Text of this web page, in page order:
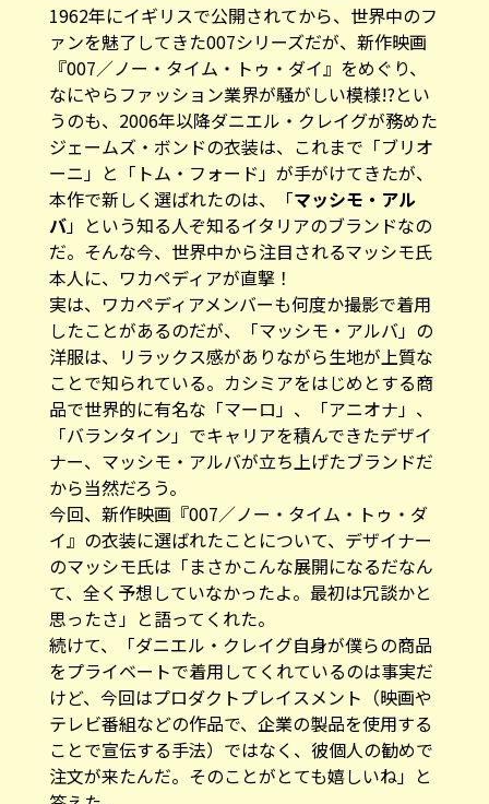
1962年にイギリスで公開されてから、世界中のフ
ァンを魅了してきた007シリーズだが、新作映画
『007／ノー・タイム・トゥ・ダイ』 をめぐり、
なにやらファッション業界が騒がしい模様!?とい
うのも、2006年以降ダニエル・クレイグが務めた
ジェームズ・ボンドの衣装は、これまで「ブリオ
ーニ」と「トム・フォード」が手がけてきたが、
本作で新しく選ばれたのは、「マッシモ・アル
バ」という知る人ぞ知るイタリアのブランドなの
だ。そんな今、世界中から注目されるマッシモ氏
本人に、ワカペディアが直撃！
実は、ワカペディアメンバーも何度か撮影で着用
したことがあるのだが、「マッシモ・アルバ」の
洋服は、リラックス感がありながら生地が上質な
ことで知られている。カシミアをはじめとする商
品で世界的に有名な「マーロ」、「アニオナ」、
「バランタイン」でキャリアを積んできたデザイ
ナー、マッシモ・アルバが立ち上げたブランドだ
から当然だろう。
今回、新作映画『007／ノー・タイム・トゥ・ダ
イ』の衣装に選ばれたことについて、デザイナー
のマッシモ氏は「まさかこんな展開になるだなん
て、全く予想していなかったよ。最初は冗談かと
思ったさ」と語ってくれた。
続けて、「ダニエル・クレイグ自身が僕らの商品
をプライベートで着用してくれているのは事実だ
けど、今回はプロダクトプレイスメント（映画や
テレビ番組などの作品で、企業の製品を使用する
ことで宣伝する手法）ではなく、彼個人の勧めで
注文が来たんだ。そのことがとても嬉しいね」と